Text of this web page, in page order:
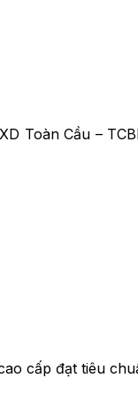
Toàn Cầu –
cấp đạt tiêu